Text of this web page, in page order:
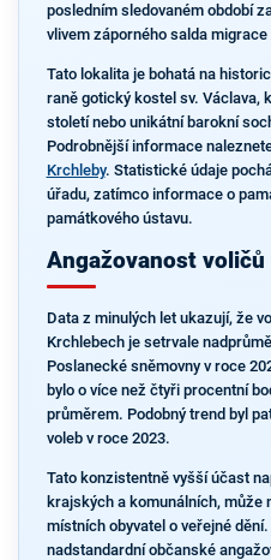
posledním sledovaném období
vlivem záporného salda
Tato lokalita je bohatá na
raně gotický kostel sv. Václava,
století nebo unikátní barokní
Podrobnější informace
Krchleby. Statistické údaje
úřadu, zatímco informace o
památkového ústavu.
Angažovanost voličů
Data z minulých let ukazují, že
Krchlebech je setrvale
Poslanecké sněmovny v roce
bylo o více než čtyři procentní
průměrem. Podobný trend byl
voleb v roce 2023.
Tato konzistentně vyšší účast
krajských a komunálních, může
místních obyvatel o veřejné
nadstandardní občanské